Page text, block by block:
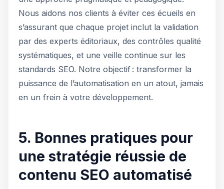
Nous aidons nos clients à éviter ces écueils en
s’assurant que chaque projet inclut la validation
par des experts éditoriaux, des contrôles qualité
systématiques, et une veille continue sur les
standards SEO. Notre objectif : transformer la
puissance de l’automatisation en un atout, jamais
en un frein à votre développement.
5. Bonnes pratiques pour
une stratégie réussie de
contenu SEO automatisé